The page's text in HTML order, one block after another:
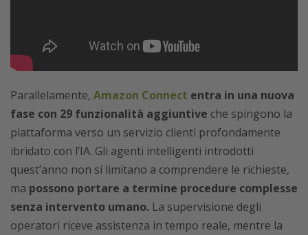
Parallelamente, Amazon Connect entra in una nuova
fase con 29 funzionalità aggiuntive che spingono la
piattaforma verso un servizio clienti profondamente
ibridato con l’IA. Gli agenti intelligenti introdotti
quest’anno non si limitano a comprendere le richieste,
ma possono portare a termine procedure complesse
senza intervento umano. La supervisione degli
operatori riceve assistenza in tempo reale, mentre la